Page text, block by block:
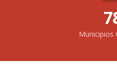
Municipios